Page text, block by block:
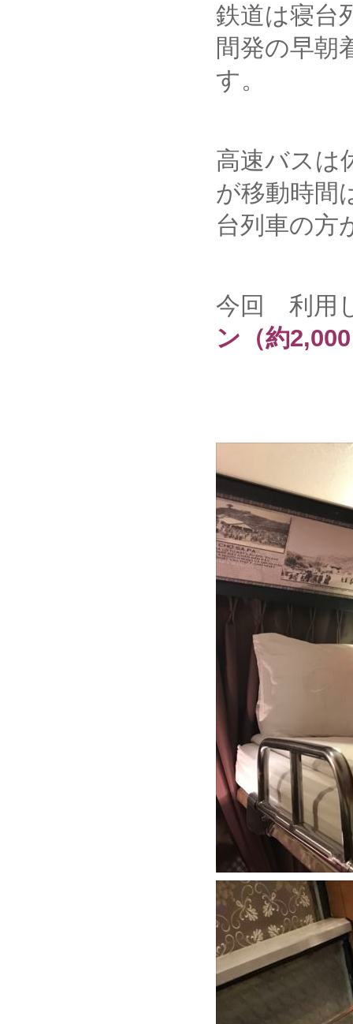
鉄道は寝台
間発の早朝
す。
高速バスは
が移動時間
台列車の方
今回 利用
ン（約